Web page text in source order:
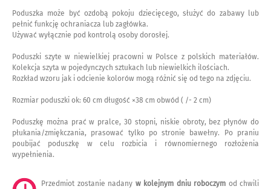
Poduszka może być ozdobą pokoju dziecięcego, służyć do zabawy lub
pełnić funkcję ochraniacza lub zagłówka.
Używać wyłącznie pod kontrolą osoby dorosłej.
Poduszki szyte w niewielkiej pracowni w Polsce z polskich materiałów.
Kolekcja szyta w pojedynczych sztukach lub niewielkich ilościach.
Rozkład wzoru jak i odcienie kolorów mogą różnić się od tego na zdjęciu.
Rozmiar poduszki ok: 60 cm długość ×38 cm obwód ( /- 2 cm)
Poduszkę można prać w pralce, 30 stopni, niskie obroty, bez płynów do
płukania/zmiękczania, prasować tylko po stronie bawełny. Po praniu
poubijać poduszkę w celu rozbicia i równomiernego rozłożenia
wypełnienia.
Przedmiot zostanie nadany w kolejnym dniu roboczym od chwili